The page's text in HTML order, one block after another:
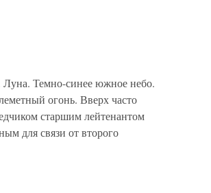
Темно-синее южное небо.
огонь. Вверх часто
старшим лейтенантом
для связи от второго